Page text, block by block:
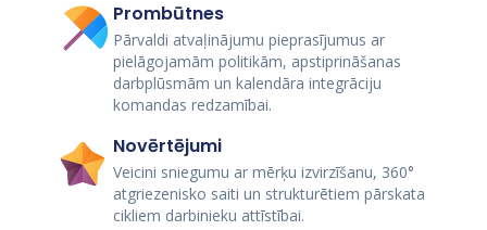
Prombūtnes
Pārvaldi atvaļinājumu pieprasījumus ar
pielāgojamām politikām, apstiprināšanas
darbplūsmām un kalendāra integrāciju
komandas redzamībai.
Novērtējumi
Veicini sniegumu ar mērķu izvirzīšanu, 360°
atgriezenisko saiti un strukturētiem pārskata
cikliem darbinieku attīstībai.